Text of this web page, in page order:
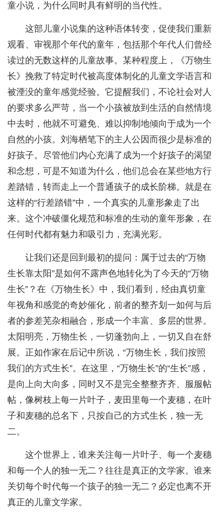
童小说，为什么同时具有鲜明的当代性。
这部儿童小说集的这种语体转变，促使我们重新
观看、审视那个年代的童年，包括那个年代人们曾经
读过的无数这样的儿童故事。某种程度上，《万物生
长》挽救了特定时代被高度体制化的儿童文学语言和
被湮没的童年感觉经验。它提醒我们，不论社会对人
的要求多么严苛，当一个小孩被放到生活的自然情境
中去时，他就不可避免、难以抑制地倾向于成为一个
自然的小孩。刘海栖笔下的主人公因而很少是标准的
好孩子。尽管他们内心充满了成为一个好孩子的渴望
和念想，可是不知道为什么，他们总会在某些地方行
差踏错，转而走上一个普通孩子的成长阶梯。就是在
这样的“行差踏错”中，一个真实的儿童形象走了出
来。这个冲破僵化规范和标准的生动的童年形象，在
任何时代都有魅力和吸引力，充满光彩。
让我们还是回到最初的提问：属于过去的“万物
生长靠太阳”是如何不露声色地转化为了今天的“万物
生长”？在《万物生长》中，我们看到，经由真切童
年视角和感觉的奇妙催化，前者的整齐划一如何与后
者的参差芜杂相融合，形成一个丰富、多层的世界。
太阳明亮，万物生长，一切蓬勃向上，一切又自在舒
展。正如作家在后记中所说，“万物生长，我们按照
我们的方式生长”。在这里，“万物生长”的“生长”感，
是向上向大向多，同时又不是完全整整齐齐、服服帖
帖，像树枝上每一片叶子，麦田里每一个麦穗，在叶
子和麦穗的总名下，只按自己的方式生长，独一无
二。
这个世界上，谁来关注每一片叶子、每一个麦穗
和每一个人的独一无二？往往是真正的文学家。谁来
关切每个时代每一个孩子的独一无二？必定也离不开
真正的儿童文学家。